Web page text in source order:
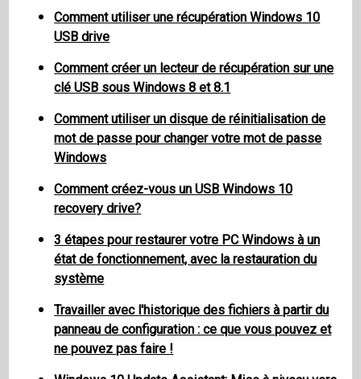
Comment utiliser une récupération Windows 10
USB drive
Comment créer un lecteur de récupération sur une
clé USB sous Windows 8 et 8.1
Comment utiliser un disque de réinitialisation de
mot de passe pour changer votre mot de passe
Windows
Comment créez-vous un USB Windows 10
recovery drive?
3 étapes pour restaurer votre PC Windows à un
état de fonctionnement, avec la restauration du
système
Travailler avec l'historique des fichiers à partir du
panneau de configuration : ce que vous pouvez et
ne pouvez pas faire !